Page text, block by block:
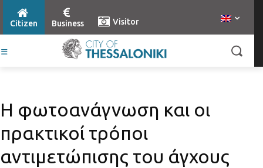
Citizen Business Visitor
Η φωτοανάγνωση και οι
πρακτικοί τρόποι
αντιμετώπισης του άγχους